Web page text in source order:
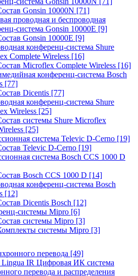
Gonsin 10000N [71]
проводная и беспроводная
система Gonsin 10000E [9]
Gonsin 10000E [9]
конференц-система Shure
Complete Wireless [16]
Microflex Complete Wireless [16]
конференц-система Bosch
[77]
Dicentis [77]
конференц-система Shure
Wireless [25]
системы Shure Microflex
[25]
система Televic D-Cerno [19]
Televic D-Cerno [19]
система Bosch CCS 1000 D
Bosch CCS 1000 D [14]
конференц-система Bosch
[12]
Dicentis Bosch [12]
системы Mipro [6]
системы Mipro [3]
системы Mipro [3]
перевода [49]
Lingua IR Цифровая ИК система
перевода и распределения